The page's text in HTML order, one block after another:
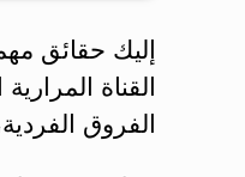
إليك حقائق
الفروق